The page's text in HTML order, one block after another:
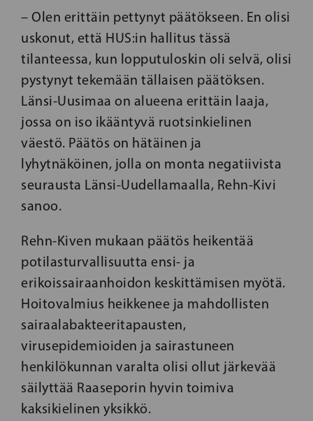
– Olen erittäin pettynyt päätökseen. En olisi
uskonut, että HUS:in hallitus tässä
tilanteessa, kun lopputuloskin oli selvä, olisi
pystynyt tekemään tällaisen päätöksen.
Länsi-Uusimaa on alueena erittäin laaja,
jossa on iso ikääntyvä ruotsinkielinen
väestö. Päätös on hätäinen ja
lyhytnäköinen, jolla on monta negatiivista
seurausta Länsi-Uudellamaalla, Rehn-Kivi
sanoo.
Rehn-Kiven mukaan päätös heikentää
potilasturvallisuutta ensi- ja
erikoissairaanhoidon keskittämisen myötä.
Hoitovalmius heikkenee ja mahdollisten
sairaalabakteeritapausten,
virusepidemioiden ja sairastuneen
henkilökunnan varalta olisi ollut järkevää
säilyttää Raaseporin hyvin toimiva
kaksikielinen yksikkö.